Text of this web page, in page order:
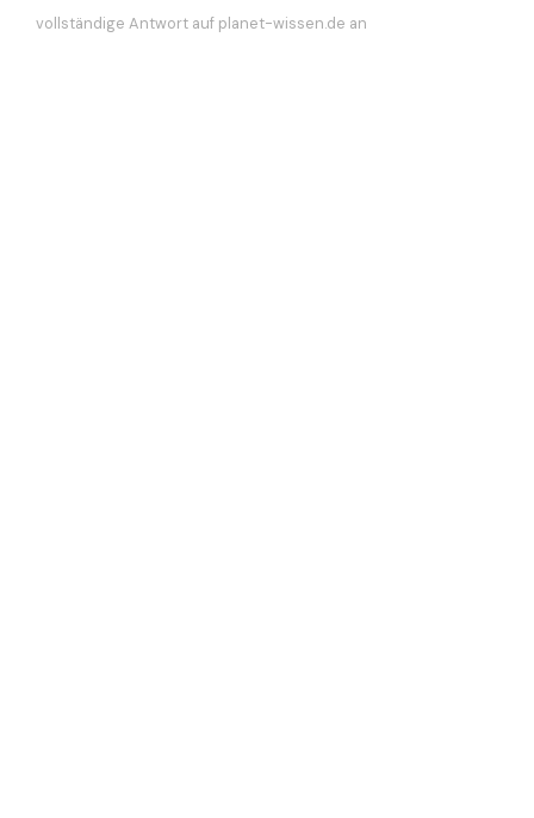
vollständige Antwort auf planet-wissen.de an